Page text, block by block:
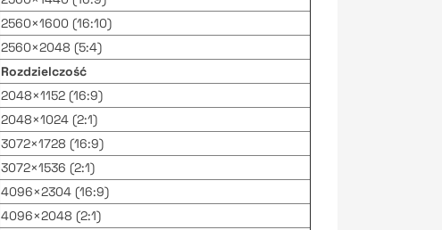
2560×1600 (16:10)
2560×2048 (5:4)
Rozdzielczość
2048×1152 (16:9)
2048×1024 (2:1)
3072×1728 (16:9)
3072×1536 (2:1)
4096×2304 (16:9)
4096×2048 (2:1)